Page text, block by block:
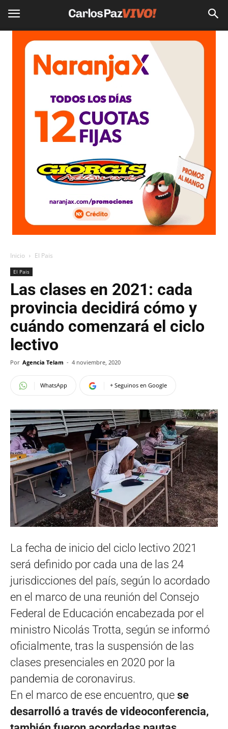
Inicio El Pais
El Pais
Las clases en 2021: cada
provincia decidirá cómo y
cuándo comenzará el ciclo
lectivo
Por Agencia Telam - 4 noviembre, 2020
WhatsApp + Seguinos en Google
La fecha de inicio del ciclo lectivo 2021
será definido por cada una de las 24
jurisdicciones del país, según lo acordado
en el marco de una reunión del Consejo
Federal de Educación encabezada por el
ministro Nicolás Trotta, según se informó
oficialmente, tras la suspensión de las
clases presenciales en 2020 por la
pandemia de coronavirus.
En el marco de ese encuentro, que se
desarrolló a través de videoconferencia,